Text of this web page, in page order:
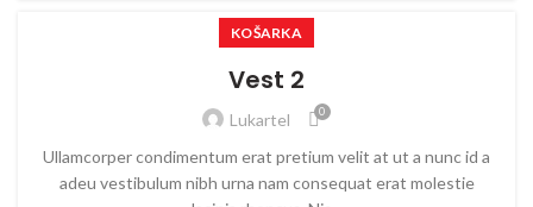
KOŠARKA
Vest 2
Lukartel 0
Ullamcorper condimentum erat pretium velit at ut a nunc id a
adeu vestibulum nibh urna nam consequat erat molestie